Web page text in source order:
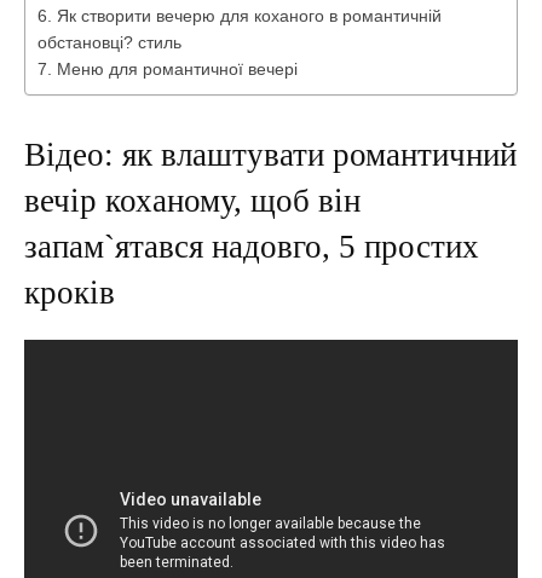
Як створити вечерю для коханого в романтичній
обстановці? стиль
Меню для романтичної вечері
Відео: як влаштувати романтичний
вечір коханому, щоб він
запам`ятався надовго, 5 простих
кроків